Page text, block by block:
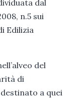
dal
n.5 sui
Edilizia
del
di
a quei